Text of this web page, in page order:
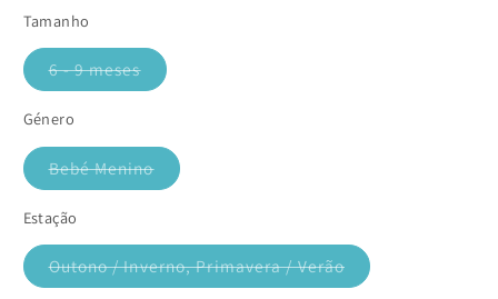
Tamanho
6 - 9 meses
Variante
Género
Bebé Menino
Variante
Estação
Outono / Inverno, Primavera / Verão